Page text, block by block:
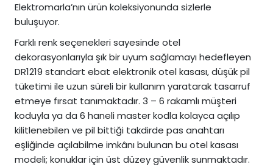
Elektromarla’nın ürün koleksiyonunda sizlerle
buluşuyor.
Farklı renk seçenekleri sayesinde otel
dekorasyonlarıyla şık bir uyum sağlamayı hedefleyen
DR1219 standart ebat elektronik otel kasası, düşük pil
tüketimi ile uzun süreli bir kullanım yaratarak tasarruf
etmeye fırsat tanımaktadır. 3 – 6 rakamlı müşteri
koduyla ya da 6 haneli master kodla kolayca açılıp
kilitlenebilen ve pil bittiği takdirde pas anahtarı
eşliğinde açılabilme imkânı bulunan bu otel kasası
modeli; konuklar için üst düzey güvenlik sunmaktadır.